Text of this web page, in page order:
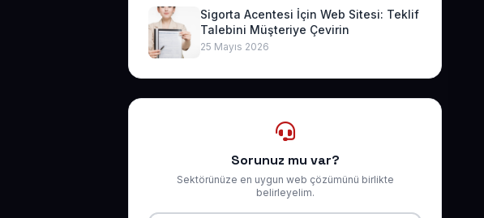
Sigorta Acentesi İçin Web Sitesi: Teklif
Talebini Müşteriye Çevirin
25 Mayıs 2026
Sorunuz mu var?
Sektörünüze en uygun web çözümünü birlikte
belirleyelim.